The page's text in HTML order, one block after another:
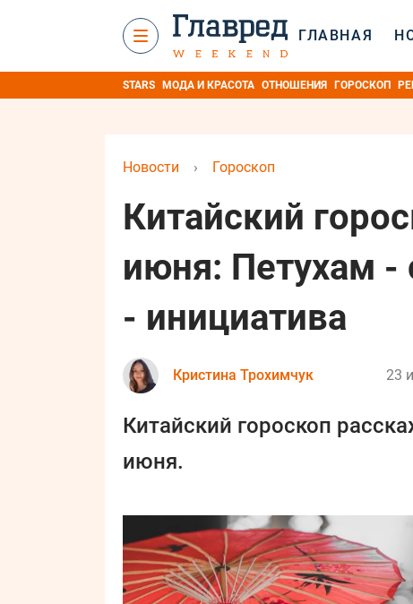
ГЛАВНАЯ
STARS МОДА И КРАСОТА ОТНОШЕНИЯ ГОРОСКОП
Новости › Гороскоп
Китайский
июня: Петухам -
- инициатива
Кристина Трохимчук 23
Китайский гороскоп
июня.